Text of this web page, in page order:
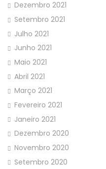
Dezembro 2021
Setembro 2021
Julho 2021
Junho 2021
Maio 2021
Abril 2021
Março 2021
Fevereiro 2021
Janeiro 2021
Dezembro 2020
Novembro 2020
Setembro 2020